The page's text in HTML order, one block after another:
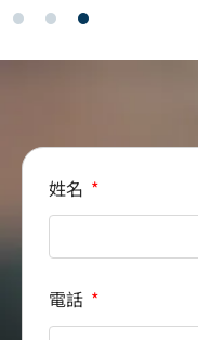
姓名
電話